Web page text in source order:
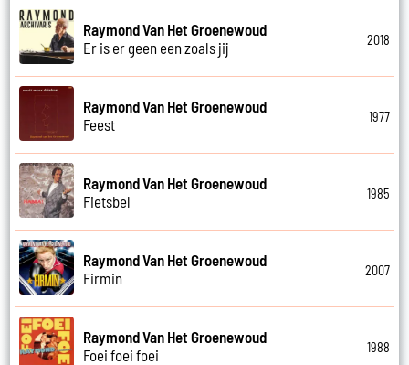
Raymond Van Het Groenewoud
Er is er geen een zoals jij
2018
Raymond Van Het Groenewoud
Feest
1977
Raymond Van Het Groenewoud
Fietsbel
1985
Raymond Van Het Groenewoud
Firmin
2007
Raymond Van Het Groenewoud
Foei foei foei
1988